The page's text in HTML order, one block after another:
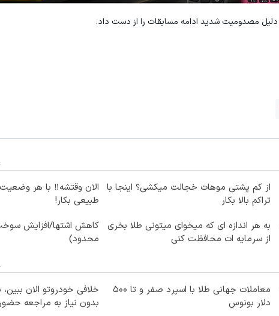
مصدومیت شدید ادامه مسابقات را از دست داد.
از کم پشتی موهات خجالت میکشی؟ اینجا با
تراکم بالا بکار
الان وقتشه‼️ با هر
طبیعی بکار!
به هر اندازه ای که میخوای میتونی طلا بخری
از سرمایه ات محافظت کنی
کاهش اشتها/افزایش
محدود)
معاملات جهانی طلا با اسپرد صفر و تا ۵۰۰
دلار بونوس
خلافی خودروتو الان
بدون نیاز به مراجعه